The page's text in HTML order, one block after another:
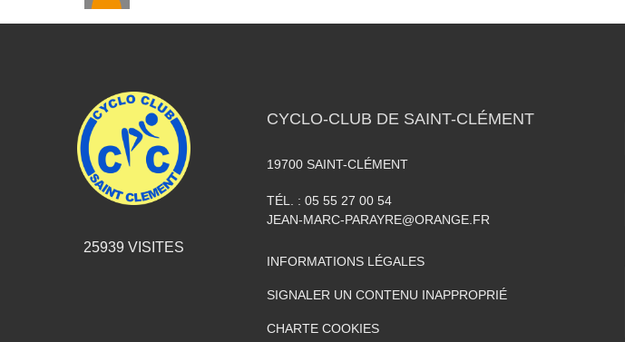
25939 VISITES
CYCLO-CLUB DE SAINT-CLÉMENT
19700 SAINT-CLÉMENT
TÉL. : 05 55 27 00 54
JEAN-MARC-PARAYRE@ORANGE.FR
INFORMATIONS LÉGALES
SIGNALER UN CONTENU INAPPROPRIÉ
CHARTE COOKIES